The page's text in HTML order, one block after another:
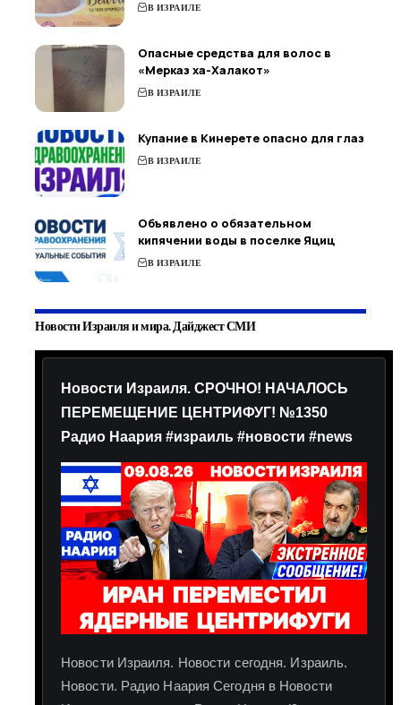
В ИЗРАИЛЕ
Опасные средства для волос в
«Мерказ ха-Халакот»
В ИЗРАИЛЕ
Купание в Кинерете опасно для глаз
В ИЗРАИЛЕ
Объявлено о обязательном
кипячении воды в поселке Яциц
В ИЗРАИЛЕ
Новости Израиля и мира. Дайджест СМИ